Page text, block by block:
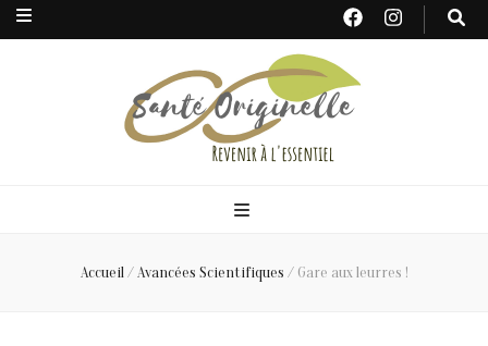
Santé
Originelle
Accueil / Avancées Scientifiques / Gare aux leurres !